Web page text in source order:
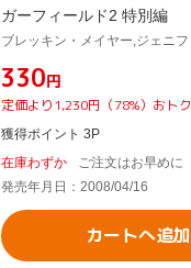
ガーフィールド2 特別編
¥330円
定価より1,230円（78%）おトク
獲得ポイント 3P
在庫わずか
ご注文はお早めに
発売年月日：2008/04/16
カートへ追加